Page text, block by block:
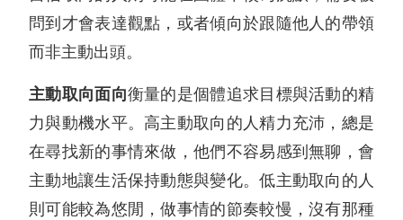
問到才會表達觀點，或者傾向於跟隨他人的帶領
而非主動出頭。
主動取向面向衡量的是個體追求目標與活動的精
力與動機水平。高主動取向的人精力充沛，總是
在尋找新的事情來做，他們不容易感到無聊，會
主動地讓生活保持動態與變化。低主動取向的人
則可能較為悠閒，做事情的節奏較慢，沒有那種